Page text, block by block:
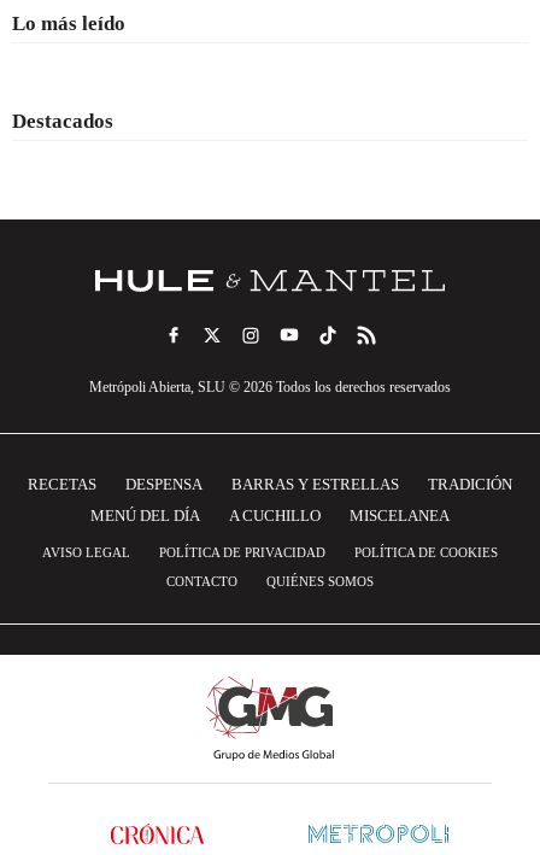
Lo más leído
Destacados
Metrópoli Abierta, SLU © 2026 Todos los derechos reservados
RECETAS DESPENSA BARRAS Y ESTRELLAS
TRADICIÓN
MENÚ DEL DÍA
A CUCHILLO MISCELANEA
AVISO LEGAL POLÍTICA DE PRIVACIDAD
POLÍTICA DE COOKIES
CONTACTO
QUIÉNES SOMOS